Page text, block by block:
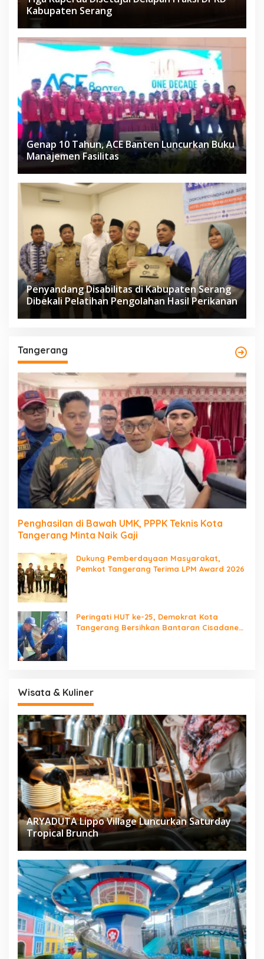
Kabupaten Serang
Genap 10 Tahun, ACE Banten Luncurkan Buku
Manajemen Fasilitas
Penyandang Disabilitas di Kabupaten Serang
Dibekali Pelatihan Pengolahan Hasil Perikanan
Tangerang
Penghasilan di Bawah UMK, PPPK Teknis Kota
Tangerang Minta Naik Gaji
Dukung Pemberdayaan Masyarakat,
Pemkot Tangerang Terima LPM Award 2026
Peringati HUT ke-25, Demokrat Kota
Tangerang Bersihkan Bantaran Cisadane
Wisata & Kuliner
ARYADUTA Lippo Village Luncurkan Saturday
Tropical Brunch